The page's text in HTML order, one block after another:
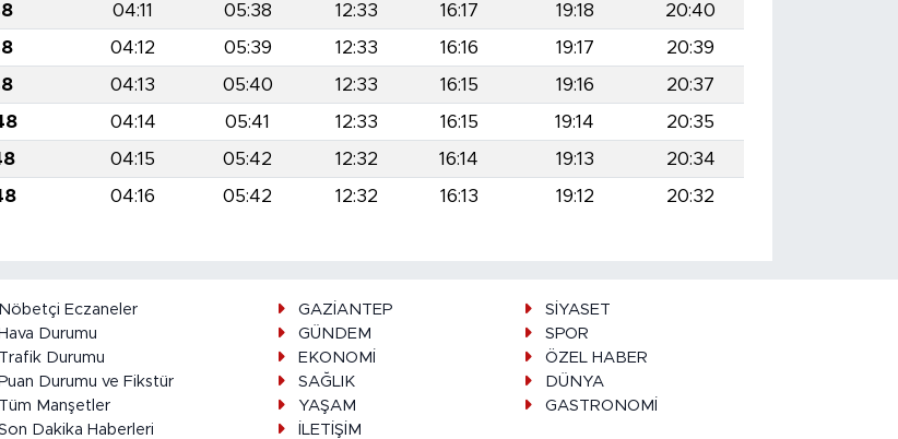
04:11 05:38 12:33 16:17 19:18
20:40
04:12 05:39 12:33 16:16 19:17
20:39
04:13 05:40 12:33 16:15 19:16
20:37
04:14 05:41 12:33 16:15 19:14
20:35
04:15 05:42 12:32 16:14 19:13
20:34
04:16 05:42 12:32 16:13 19:12 20:32
Nöbetçi Eczaneler
Hava Durumu
Trafik Durumu
Puan Durumu ve Fikstür
Tüm Manşetler
Dakika Haberleri
GAZİANTEP
SİYASET
GÜNDEM
SPOR
EKONOMİ
ÖZEL HABER
SAĞLIK
DÜNYA
YAŞAM
GASTRONOMİ
İLETİŞİM